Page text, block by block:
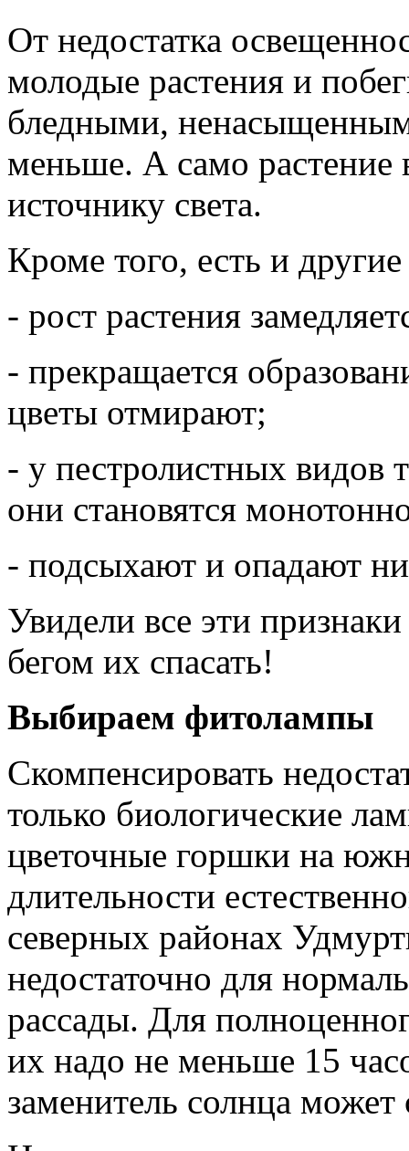
От недостатка
молодые растения и
бледными,
меньше. А само растение
источнику света.
Кроме того, есть и
- рост растения
- прекращается
цветы отмирают;
- у пестролистных видов
они становятся
- подсыхают и опадают
Увидели все эти
бегом их спасать!
Выбираем фитолампы
Скомпенсировать
только биологические
цветочные горшки на
длительности
северных районах
недостаточно для
рассады. Для
их надо не меньше 15
заменитель солнца может